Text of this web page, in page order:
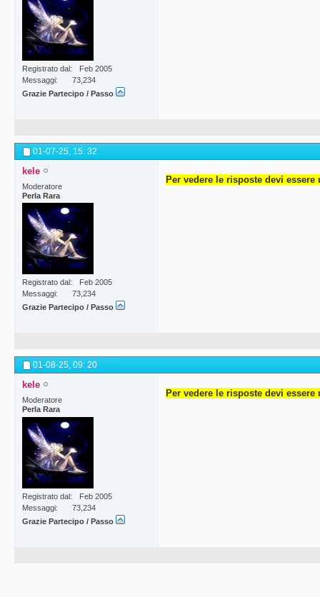
Registrato dal
Feb 2005
Messaggi
73,234
Grazie Partecipo / Passo
01-07-25, 15: 32
kele
Moderatore
Perla Rara
Registrato dal
Feb 2005
Messaggi
73,234
Grazie Partecipo / Passo
Per vedere le risposte devi
01-08-25, 09: 20
kele
Moderatore
Perla Rara
Registrato dal
Feb 2005
Messaggi
73,234
Grazie Partecipo / Passo
Per vedere le risposte devi